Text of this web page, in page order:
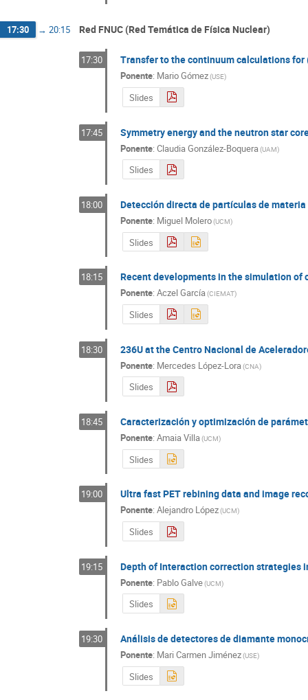
17:30 → 20:15 Red FNUC (Red Temática de Física Nuclear)
17:30 Transfer to the continuum calculations
Ponente: Mario Gómez(USE)
Slides
17:45 Symmetry energy and the neutron star
Ponente: Claudia González-Boquera (UAM)
Slides
18:00 Detección directa de partículas de
Ponente: Miguel Molero(UCM)
Slides
18:15 Recent developments in the simulation
Ponente: Aczel García(CIEMAT)
Slides
18:30 236U at the Centro Nacional de
Ponente: Mercedes López-Lora (CNA)
Slides
18:45 Caracterización y optimización de
Ponente: Amaia Villa(UCM)
Slides
19:00 Ultra fast PET rebining data and image
Ponente: Alejandro López(UCM)
Slides
19:15 Depth of Interaction correction strategies
Ponente: Pablo Galve(UCM)
Slides
19:30 Análisis de detectores de diamante
Ponente: Mari Carmen Jiménez(USE)
Slides